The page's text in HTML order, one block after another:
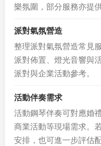
樂氛圍，部分服務亦提
派對氣氛營造
整理派對氣氛營造常見
派對佈置、燈光音響與
派對與企業活動參考。
活動伴奏需求
活動鋼琴伴奏可對應婚
商業活動等現場需求。
安排，也可進一步評估